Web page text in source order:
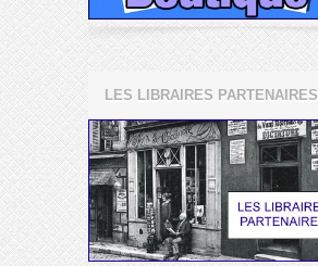
LES LIBRAIRES PARTENAIRES